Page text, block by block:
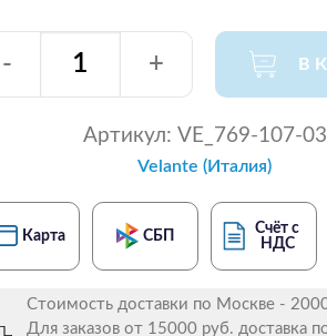
- + В
Артикул: VE_769-107-03
Velante (Италия)
Карта СБП
Счёт с
НДС
Стоимость доставки по Москве -
Для заказов от 15000 руб. доставка